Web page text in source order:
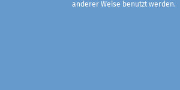
anderer Weise benutzt werden.